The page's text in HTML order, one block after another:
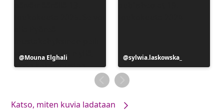
Julkaissut
Mouna Elghali Julkaissut
sylwia.laskowska_
Katso, miten kuvia ladataan